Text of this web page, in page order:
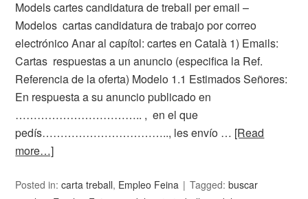
Models cartes candidatura de treball per email –
Modelos cartas candidatura de trabajo por correo
electrónico Anar al capítol: cartes en Català 1) Emails:
Cartas respuestas a un anuncio (especifica la Ref.
Referencia de la oferta) Modelo 1.1 Estimados Señores:
En respuesta a su anuncio publicado en
…………………………….. , en el que
pedís…………………………….., les envío … [Read
more…]
Posted in:carta treball, Empleo Feina Tagged:buscar